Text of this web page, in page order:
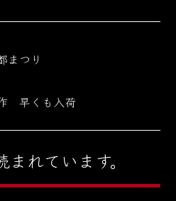
まつり
早くも入荷
れています。